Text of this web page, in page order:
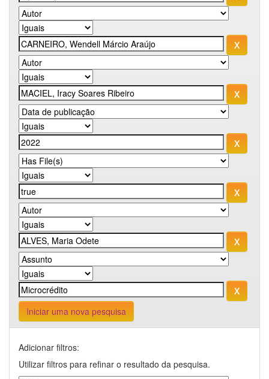
Iniciar uma nova pesquisa
Adicionar filtros:
Utilizar filtros para refinar o resultado da pesquisa.